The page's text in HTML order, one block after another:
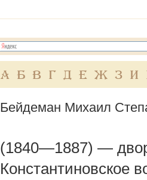
А Б В Г Д Е Ж З И
Бейдеман Михаил
(1840—1887) —
Константиновское